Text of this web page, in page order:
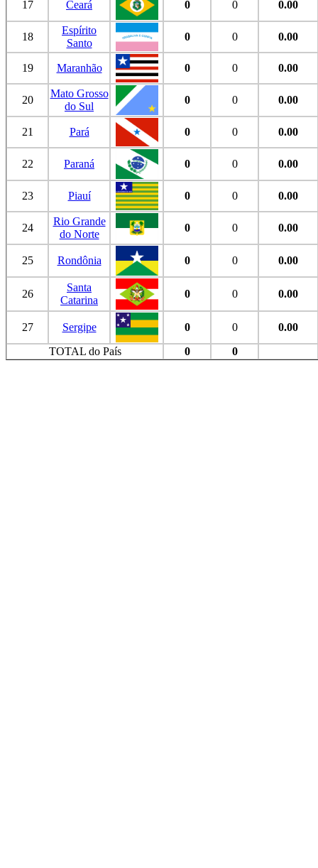
17 Ceará 0 0 0.00
18
Espírito
Santo
0 0 0.00
19 Maranhão 0 0 0.00
20
Mato Grosso
do Sul
0 0 0.00
21 Pará 0 0 0.00
22 Paraná 0 0 0.00
23 Piauí 0 0 0.00
24
Rio Grande
do Norte
0 0 0.00
25 Rondônia 0 0 0.00
26
Santa
Catarina
0 0 0.00
27 Sergipe 0 0
0.00
TOTAL do País
0 0